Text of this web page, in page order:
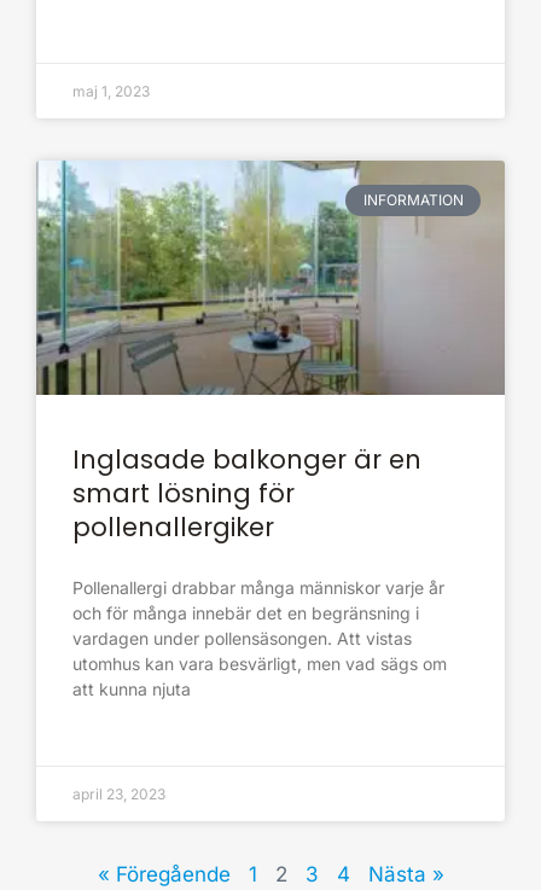
maj 1, 2023
INFORMATION
Inglasade balkonger är en
smart lösning för
pollenallergiker
Pollenallergi drabbar många människor varje år
och för många innebär det en begränsning i
vardagen under pollensäsongen. Att vistas
utomhus kan vara besvärligt, men vad sägs om
att kunna njuta
april 23, 2023
« Föregående 1 2 3 4 Nästa »